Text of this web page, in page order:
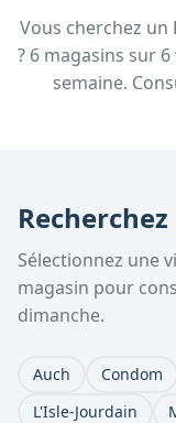
Vous cherchez un
? 6 magasins sur 6
semaine.
Sélectionnez une
magasin pour
dimanche.
Auch Condom
L'Isle-Jourdain